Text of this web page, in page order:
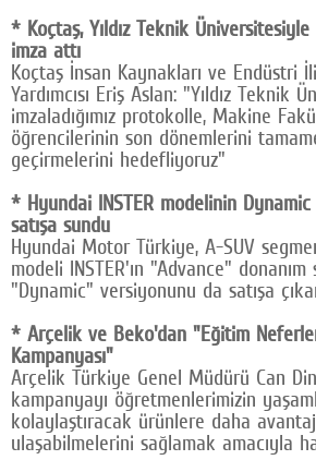
* Koçtaş, Yıldız Teknik
imza attı
Koçtaş İnsan Kaynakları ve Endüstri
Yardımcısı Eriş Aslan: "Yıldız Teknik
imzaladığımız protokolle, Makine
öğrencilerinin son dönemlerini
geçirmelerini hedefliyoruz"
* Hyundai INSTER modelinin
satışa sundu
Hyundai Motor Türkiye, A-SUV
modeli INSTER'ın "Advance"
"Dynamic" versiyonunu da satışa
* Arçelik ve Beko'dan "Eğitim
Kampanyası"
Arçelik Türkiye Genel Müdürü Can
kampanyayı öğretmenlerimizin
kolaylaştıracak ürünlere daha
ulaşabilmelerini sağlamak amacıyla